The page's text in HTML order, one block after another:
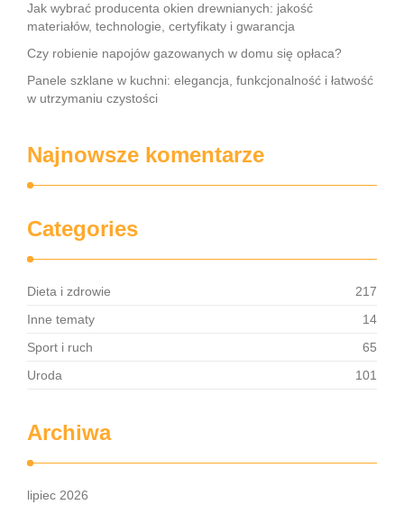
Jak wybrać producenta okien drewnianych: jakość
materiałów, technologie, certyfikaty i gwarancja
Czy robienie napojów gazowanych w domu się opłaca?
Panele szklane w kuchni: elegancja, funkcjonalność i łatwość
w utrzymaniu czystości
Najnowsze komentarze
Categories
Dieta i zdrowie
217
Inne tematy
14
Sport i ruch
65
Uroda
101
Archiwa
lipiec 2026